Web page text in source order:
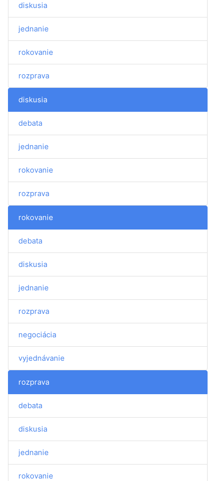
diskusia
jednanie
rokovanie
rozprava
diskusia
debata
jednanie
rokovanie
rozprava
rokovanie
debata
diskusia
jednanie
rozprava
negociácia
vyjednávanie
rozprava
debata
diskusia
jednanie
rokovanie